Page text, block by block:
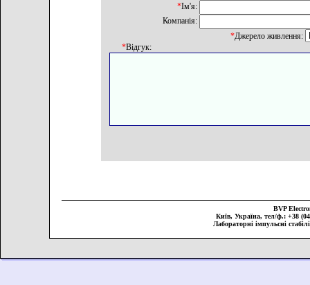
*Ім'я:
Компанія:
*Джерело живлення:
*Відгук:
BVP
Київ, Україна, тел/ф.: +38
Лабораторні імпульсні